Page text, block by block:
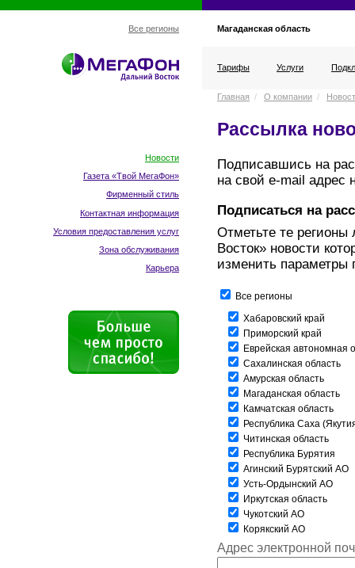
Все регионы Магаданская область
Тарифы Услуги
Новости
Газета «Твой МегаФон»
Фирменный стиль
Контактная информация
Условия предоставления услуг
Зона обслуживания
Карьера
Главная / О компании /
Рассылка
Подписавшись на
на свой e-mail адрес
Подписаться на
Отметьте те
Восток» новости
изменить параметры
Все регионы
Хабаровский край
Приморский край
Еврейская автономная
Сахалинская область
Амурская область
Магаданская область
Камчатская область
Республика Саха
Читинская область
Республика Бурятия
Агинский Бурятский АО
Усть-Ордынский АО
Иркутская область
Чукотский АО
Корякский АО
Адрес электронной